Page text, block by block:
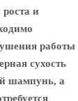
и
работы
сухость
шампунь, а